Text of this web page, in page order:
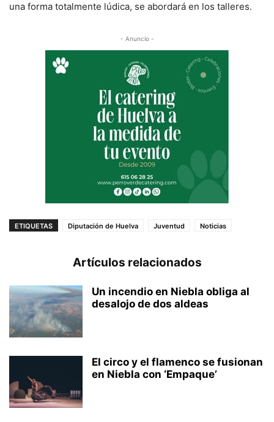
una forma totalmente lúdica, se abordará en los talleres.
- Anuncio -
ETIQUETAS Diputación de Huelva Juventud Noticias
Artículos relacionados
Un incendio en Niebla obliga al
desalojo de dos aldeas
El circo y el flamenco se fusionan
en Niebla con ‘Empaque’